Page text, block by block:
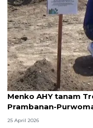
Menko AHY tanam
Prambanan-
25 April 2026